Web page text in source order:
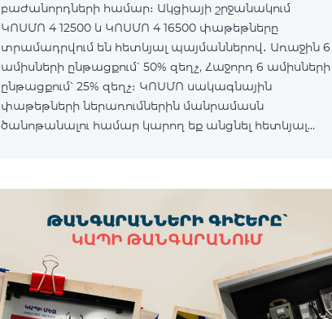
բաժանորդների համար։ Ակցիայի շրջանակում
ԿՈՍՄՈ 4 12500 և ԿՈՍՄՈ 4 16500 փաթեթները
տրամադրվում են հետևյալ պայմաններով․ Առաջին 6
ամիսների ընթացքում՝ 50% զեղչ, Հաջորդ 6 ամիսների
ընթացքում՝ 25% զեղչ։ ԿՈՍՄՈ սակագնային
փաթեթների ներառումներին մանրամասն
ծանոթանալու համար կարող եք անցնել հետևյալ